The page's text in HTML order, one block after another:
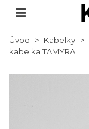
Úvod > Kabelky >
kabelka TAMYRA